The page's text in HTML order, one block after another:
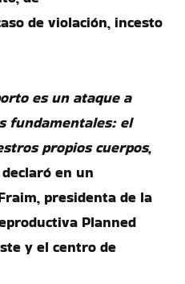
de violación, incesto
es un ataque a
fundamentales: el
propios cuerpos,
declaró en un
presidenta de la
Planned
y el centro de